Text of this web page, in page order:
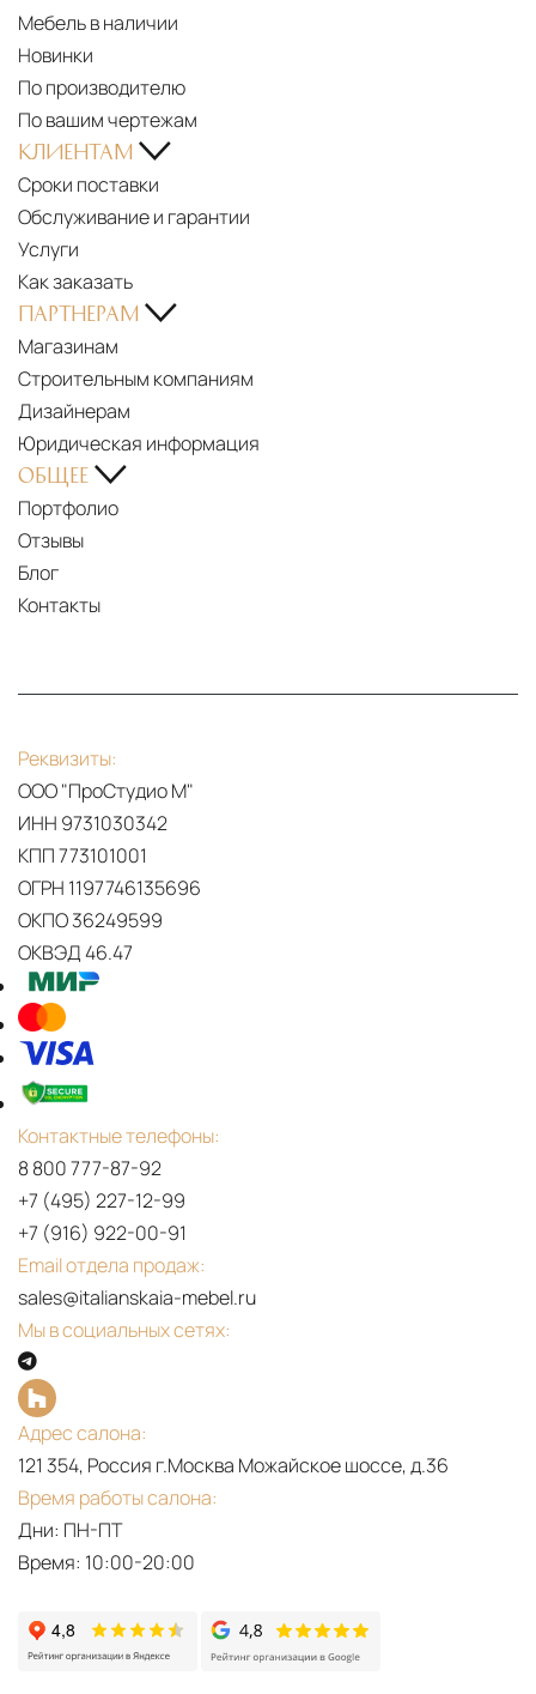
Мебель в наличии
Новинки
По производителю
По вашим чертежам
КЛИЕНТАМ
Сроки поставки
Обслуживание и гарантии
Услуги
Как заказать
ПАРТНЕРАМ
Магазинам
Строительным компаниям
Дизайнерам
Юридическая информация
ОБЩЕЕ
Портфолио
Отзывы
Блог
Контакты
Реквизиты:
ООО "ПроСтудио М"
ИНН 9731030342
КПП 773101001
ОГРН 1197746135696
ОКПО 36249599
ОКВЭД 46.47
Контактные телефоны:
8 800 777-87-92
+7 (495) 227-12-99
+7 (916) 922-00-91
Email отдела продаж:
sales@italianskaia-mebel.ru
Мы в социальных сетях:
Адрес салона:
121 354, Россия г.Москва Можайское шоссе, д.36
Время работы салона:
Дни: ПН-ПТ
Время: 10:00-20:00